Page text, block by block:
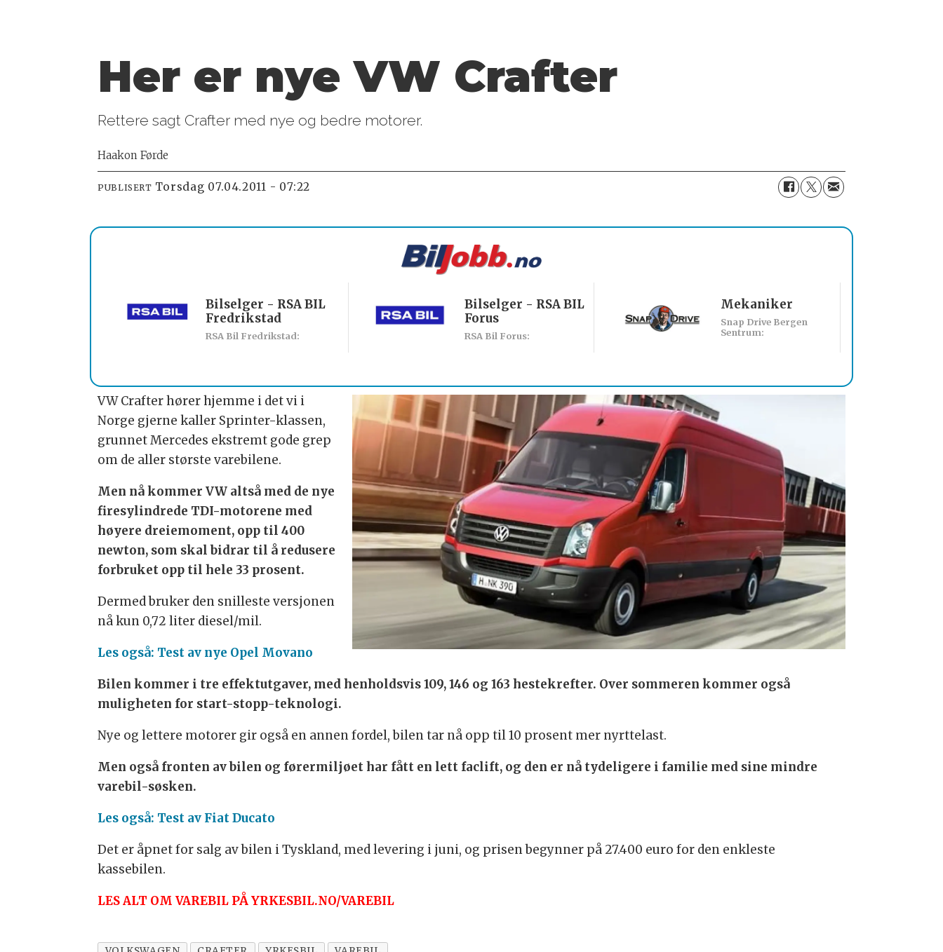
Her er nye VW Crafter
Rettere sagt Crafter med nye og bedre motorer.
Haakon Førde
PUBLISERT torsdag 07.04.2011 - 07:22
RSA Bil Fredrikstad:
Bilselger - RSA BIL
Fredrikstad
RSA Bil Forus:
Bilselger - RSA BIL
Forus
Snap Drive Bergen
Sentrum:
Mekaniker
VW Crafter hører hjemme i det vi i
Norge gjerne kaller Sprinter-klassen,
grunnet Mercedes ekstremt gode grep
om de aller største varebilene.
Men nå kommer VW altså med de nye
firesylindrede TDI-motorene med
høyere dreiemoment, opp til 400
newton, som skal bidrar til å redusere
forbruket opp til hele 33 prosent.
Dermed bruker den snilleste versjonen
nå kun 0,72 liter diesel/mil.
Les også: Test av nye Opel Movano
Bilen kommer i tre effektutgaver, med henholdsvis 109, 146 og 163 hestekrefter. Over sommeren kommer også
muligheten for start-stopp-teknologi.
Nye og lettere motorer gir også en annen fordel, bilen tar nå opp til 10 prosent mer nyrttelast.
Men også fronten av bilen og førermiljøet har fått en lett faclift, og den er nå tydeligere i familie med sine mindre
varebil-søsken.
Les også: Test av Fiat Ducato
Det er åpnet for salg av bilen i Tyskland, med levering i juni, og prisen begynner på 27.400 euro for den enkleste
kassebilen.
LES ALT OM VAREBIL PÅ YRKESBIL.NO/VAREBIL